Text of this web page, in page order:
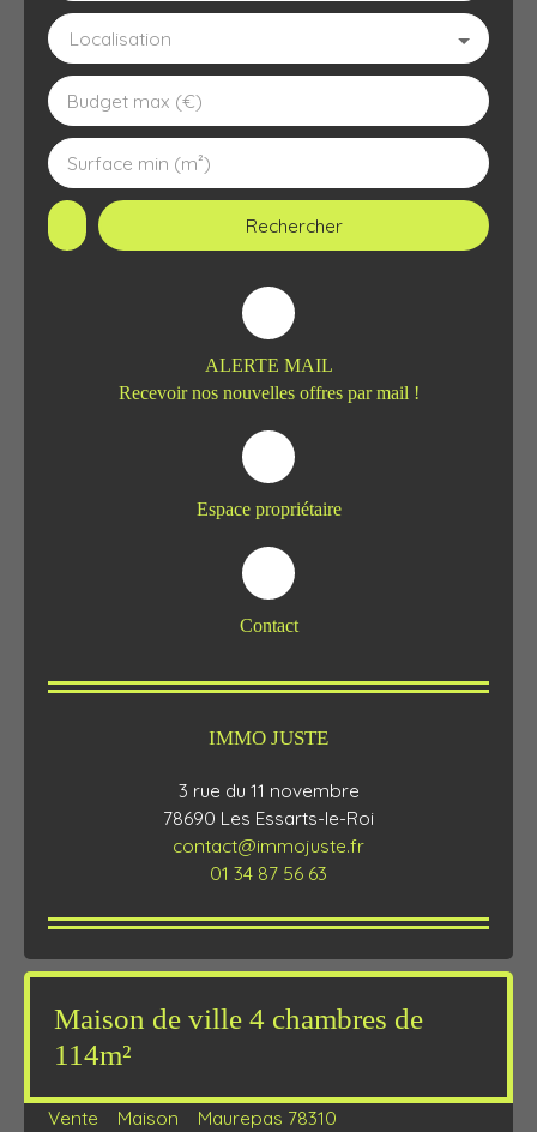
Localisation
Budget max (€)
Surface min (m²)
Rechercher
ALERTE MAIL
Recevoir nos nouvelles offres par mail !
Espace propriétaire
Contact
IMMO JUSTE
3 rue du 11 novembre
78690 Les Essarts-le-Roi
contact@immojuste.fr
01 34 87 56 63
Maison de ville 4 chambres de
114m²
Vente Maison
Maurepas 78310